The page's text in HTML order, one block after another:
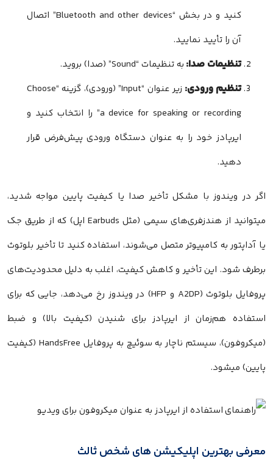
کنید و در بخش “Bluetooth and other devices” اتصال
آن را تأیید نمایید.
تنظیمات صدا: به تنظیمات “Sound” (صدا) بروید.
تنظیم ورودی:
زیر عنوان “Input” (ورودی)، گزینه “Choose
a device for speaking or recording” را انتخاب کنید و
ایرپادز خود را به عنوان دستگاه ورودی پیش‌فرض قرار
دهید.
اگر در ویندوز با مشکل تأخیر صدا یا کیفیت پایین مواجه شدید،
میتوانید از هندزفری‌های سیمی (مثل Earbuds اپل) که از طریق جک
یا آداپتور به کامپیوتر متصل می‌شوند، استفاده کنید تا تأخیر بلوتوث
برطرف شود. این تأخیر و کاهش کیفیت، اغلب به دلیل محدودیت‌های
پروفایل بلوتوث (A2DP و HFP) در ویندوز رخ می‌دهد، جایی که برای
استفاده هم‌زمان از ایرپادز برای شنیدن (کیفیت بالا) و ضبط
(میکروفون)، سیستم ناچار به سوئیچ به پروفایل HandsFree (کیفیت
پایین) میشود.
معرفی بهترین اپلیکیشن های شخص ثالث